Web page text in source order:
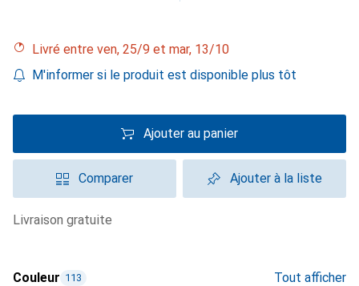
Livré entre ven, 25/9 et mar, 13/10
M'informer si le produit est disponible plus tôt
Ajouter au panier
Comparer Ajouter à la liste
livraison gratuite
Couleur 113 Tout afficher